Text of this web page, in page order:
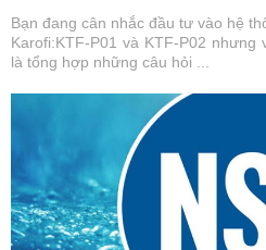
Bạn đang cân nhắc đầu tư vào hệ
Karofi:KTF-P01 và KTF-P02
là tổng hợp những câu hỏi ...